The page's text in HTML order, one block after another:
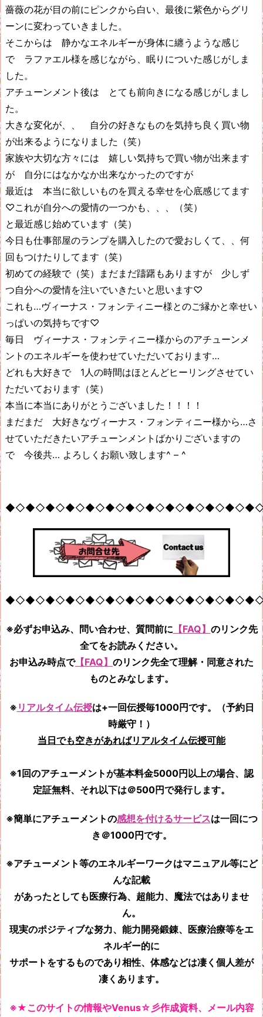
薔薇の花が目の前にピンクから白い、最後に紫色からグリ
ーンに変わっていきました。
そこからは 静かなエネルギーが身体に纏うような感じ
で ラファエル様を感じながら、眠りについた感じがしま
した。
アチューンメント後は とても前向きになる感じがしまし
た。
大きな変化が、、 自分の好きなものを気持ち良く買い物
が出来るようになりました（笑）
家族や大切な方々には 嬉しい気持ちで買い物が出来ます
が 自分にはなかなか出来なかったのですが
最近は 本当に欲しいものを買える幸せを心底感じてます
♡これが自分への愛情の一つかも、、、（笑）
と最近感じ始めています（笑）
今日も仕事部屋のランプを購入したので愛おしくて、、何
回もつけたりしてます（笑）
初めての経験で（笑）まだまだ躊躇もありますが 少しず
つ自分への愛情を注いでいきたいと思います♡
これも…ヴィーナス・フォンティニー様とのご縁かと幸せい
っぱいの気持ちです♡
毎日 ヴィーナス・フォンティニー様からのアチューンメ
ントのエネルギーを使わせていただいております…
どれも大好きで 1人の時間はほとんどヒーリングさせてい
ただいております（笑）
本当に本当にありがとうございました！！！！
まだまだ 大好きなヴィーナス・フォンティニー様から…さ
せていただきたいアチューンメントばかりございますの
で 今後共… よろしくお願い致します^ – ^
※必ずお申込み、問い合わせ、質問前に 【FAQ】 のリンク先
全てをお読みください。
お申込み時点で【FAQ】 のリンク先全て理解・同意された
ものとみなします。
※ リアルタイム伝授は+一回伝授毎1000円です。（予約日
時厳守！）
当日でも空きがあればリアルタイム伝授可能
※1回のアチューメントが基本料金5000円以上の場合、認
定証無料、それ以下は＠500円で発行します。
※簡単にアチューメントの感想を付けるサービスは一回につ
き＠1000円です。
※アチューメント等のエネルギーワークはマニュアル等にど
んな記載
があったとしても 医療行為、超能力、魔法ではありませ
ん。
現実のポジティブな努力、能力開発鍛錬、医療治療等をエ
ネルギー的に
サポートをするものであり相性、体感などは凄く個人差が
凄くあります。
※★このサイトの情報やVenus☆彡作成資料、メール内容